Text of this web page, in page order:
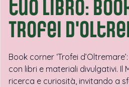
tuo libro:
Trofei
Book corner ‘Trofei
con libri e materiali divulgativi. Il
ricerca e curiosità, invitando a